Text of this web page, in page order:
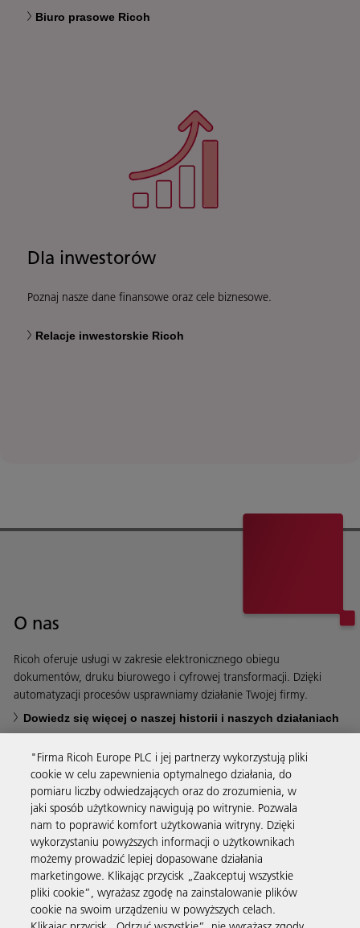
Biuro prasowe Ricoh
Dla inwestorów
Poznaj nasze dane finansowe oraz cele biznesowe.
Relacje inwestorskie Ricoh
O nas
Ricoh oferuje usługi w zakresie elektronicznego obiegu
dokumentów, druku biurowego i cyfrowej transformacji. Dzięki
automatyzacji procesów usprawniamy działanie Twojej firmy.
Dowiedz się więcej o naszej historii i naszych działaniach
Usługi biznesowe
Produkty i usługi
Wsparcie i kontakt
"Firma Ricoh Europe PLC i jej partnerzy wykorzystują pliki
cookie w celu zapewnienia optymalnego działania, do
pomiaru liczby odwiedzających oraz do zrozumienia, w
jaki sposób użytkownicy nawigują po witrynie. Pozwala
nam to poprawić komfort użytkowania witryny. Dzięki
wykorzystaniu powyższych informacji o użytkownikach
możemy prowadzić lepiej dopasowane działania
marketingowe. Klikając przycisk „Zaakceptuj wszystkie
pliki cookie”, wyrażasz zgodę na zainstalowanie plików
cookie na swoim urządzeniu w powyższych celach.